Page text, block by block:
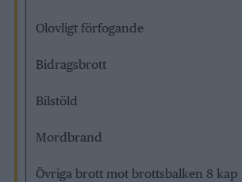
Olovligt förfogande
Bidragsbrott
Bilstöld
Mordbrand
Övriga brott mot brottsbalken 8 kap